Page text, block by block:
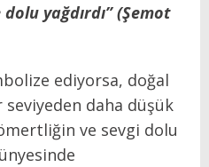
yağdırdı” (Şemot
ediyorsa, doğal
daha düşük
ve sevgi dolu